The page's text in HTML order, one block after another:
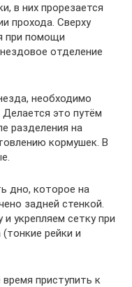
в них прорезается
прохода. Сверху
при помощи
отделение
необходимо
это путём
разделения на
кормушек. В
дно, которое на
задней стенкой.
укрепляем сетку при
рейки и
приступить к